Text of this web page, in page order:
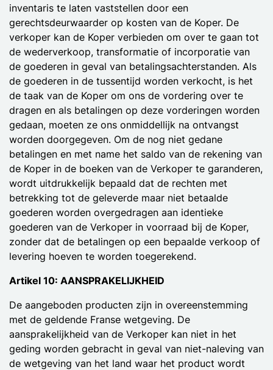
inventaris te laten vaststellen door een
gerechtsdeurwaarder op kosten van de Koper. De
verkoper kan de Koper verbieden om over te gaan tot
de wederverkoop, transformatie of incorporatie van
de goederen in geval van betalingsachterstanden. Als
de goederen in de tussentijd worden verkocht, is het
de taak van de Koper om ons de vordering over te
dragen en als betalingen op deze vorderingen worden
gedaan, moeten ze ons onmiddellijk na ontvangst
worden doorgegeven. Om de nog niet gedane
betalingen en met name het saldo van de rekening van
de Koper in de boeken van de Verkoper te garanderen,
wordt uitdrukkelijk bepaald dat de rechten met
betrekking tot de geleverde maar niet betaalde
goederen worden overgedragen aan identieke
goederen van de Verkoper in voorraad bij de Koper,
zonder dat de betalingen op een bepaalde verkoop of
levering hoeven te worden toegerekend.
Artikel 10: AANSPRAKELIJKHEID
De aangeboden producten zijn in overeenstemming
met de geldende Franse wetgeving. De
aansprakelijkheid van de Verkoper kan niet in het
geding worden gebracht in geval van niet-naleving van
de wetgeving van het land waar het product wordt